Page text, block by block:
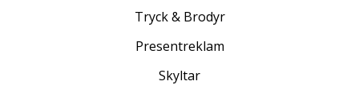
Tryck & Brodyr
Presentreklam
Skyltar